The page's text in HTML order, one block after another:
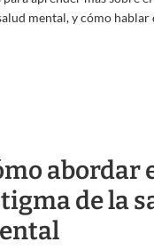
mental, y cómo hablar
abordar
de la